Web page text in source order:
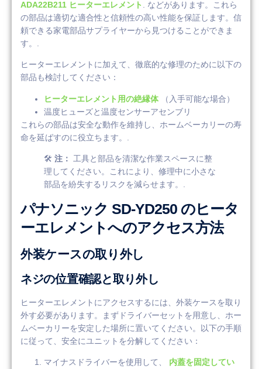
ADA22B211 ヒーターエレメント
. などがあります。これら
の部品は適切な適合性と信頼性の高い性能を保証します。信
頼できる家電部品サプライヤーから見つけることができま
す。.
ヒーターエレメントに加えて、徹底的な修理のために以下の
部品も検討してください：
ヒーターエレメント用の絶縁体（入手可能な場合）
温度ヒューズと温度センサーアセンブリ
これらの部品は安全な動作を維持し、ホームベーカリーの寿
命を延ばすのに役立ちます。.
🛠️ 注：
工具と部品を清潔な作業スペースに整
理してください。これにより、修理中に小さな
部品を紛失するリスクを減らせます。.
パナソニック SD-YD250 のヒータ
ーエレメントへのアクセス方法
外装ケースの取り外し
ネジの位置確認と取り外し
ヒーターエレメントにアクセスするには、外装ケースを取り
外す必要があります。まずドライバーセットを用意し、ホー
ムベーカリーを安定した場所に置いてください。以下の手順
に従って、安全にユニットを分解してください：
マイナスドライバーを使用して、 内蓋を固定してい